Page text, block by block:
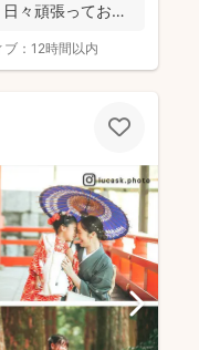
々頑張っており
： 12時間以内